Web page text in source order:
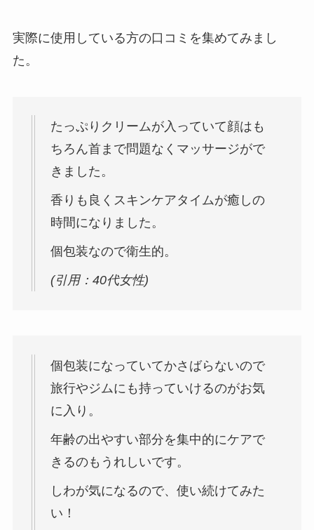
実際に使用している方の口コミを集めてみまし
た。
たっぷりクリームが入っていて顔はも
ちろん首まで問題なくマッサージがで
きました。
香りも良くスキンケアタイムが癒しの
時間になりました。
個包装なので衛生的。
(引用：40代女性)
個包装になっていてかさばらないので
旅行やジムにも持っていけるのがお気
に入り。
年齢の出やすい部分を集中的にケアで
きるのもうれしいです。
しわが気になるので、使い続けてみた
い！